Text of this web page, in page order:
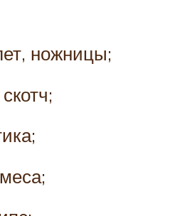
ножницы;